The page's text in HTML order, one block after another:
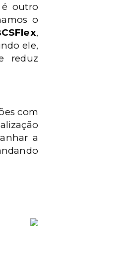
outro
o
,
ele,
reduz
com
a